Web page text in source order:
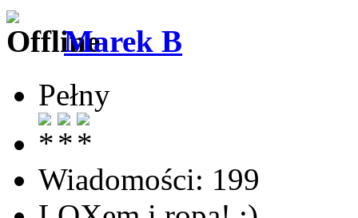
Marek B
Pełny
Wiadomości: 199